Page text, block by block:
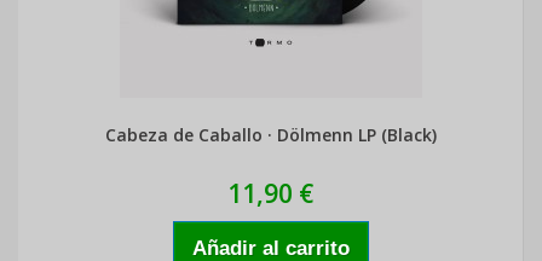
Cabeza de Caballo · Dölmenn LP (Black)
11,90 €
Añadir al carrito